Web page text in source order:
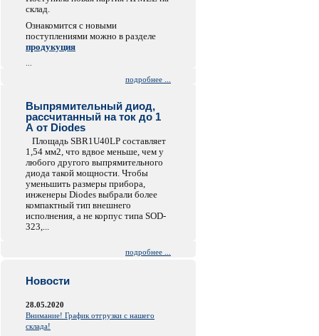
склад.
Ознакомится с новыми
поступлениями можно в разделе
продукуция
подробнее ...
Выпрямительный диод,
рассчитанный на ток до 1
А от Diodes
Площадь SBR1U40LP составляет
1,54 мм2, что вдвое меньше, чем у
любого другого выпрямительного
диода такой мощности. Чтобы
уменьшить размеры прибора,
инженеры Diodes выбрали более
компактный тип внешнего
исполнения, а не корпус типа SOD-
323,...
подробнее ...
Новости
28.05.2020
Внимание! График отгрузки с нашего
склада!